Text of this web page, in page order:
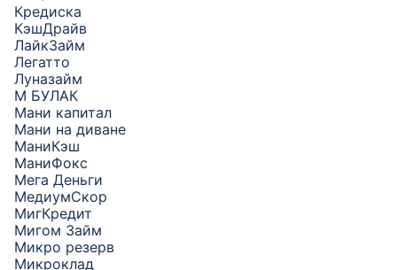
Кредиска
КэшДрайв
ЛайкЗайм
Легатто
Луназайм
М БУЛАК
Мани капитал
Мани на диване
МаниКэш
МаниФокс
Мега Деньги
МедиумСкор
МигКредит
Мигом Займ
Микро резерв
Микроклад